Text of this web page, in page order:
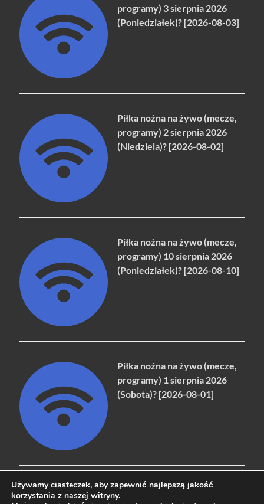
programy) 3 sierpnia 2026
(Poniedziałek)? [2026-08-03]
Piłka nożna na żywo (mecze,
programy) 2 sierpnia 2026
(Niedziela)? [2026-08-02]
Piłka nożna na żywo (mecze,
programy) 10 sierpnia 2026
(Poniedziałek)? [2026-08-10]
Piłka nożna na żywo (mecze,
programy) 1 sierpnia 2026
(Sobota)? [2026-08-01]
Używamy ciasteczek, aby zapewnić najlepszą jakość
korzystania z naszej witryny.